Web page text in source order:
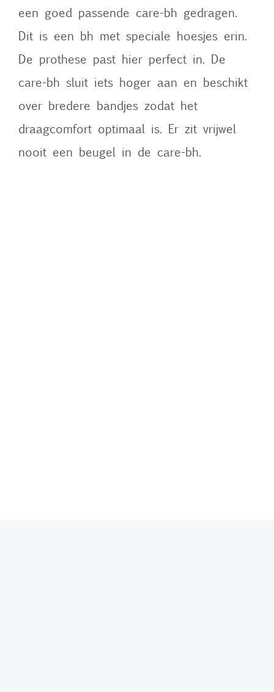
een goed passende care-bh gedragen.
Dit is een bh met speciale hoesjes erin.
De prothese past hier perfect in. De
care-bh sluit iets hoger aan en beschikt
over bredere bandjes zodat het
draagcomfort optimaal is. Er zit vrijwel
nooit een beugel in de care-bh.